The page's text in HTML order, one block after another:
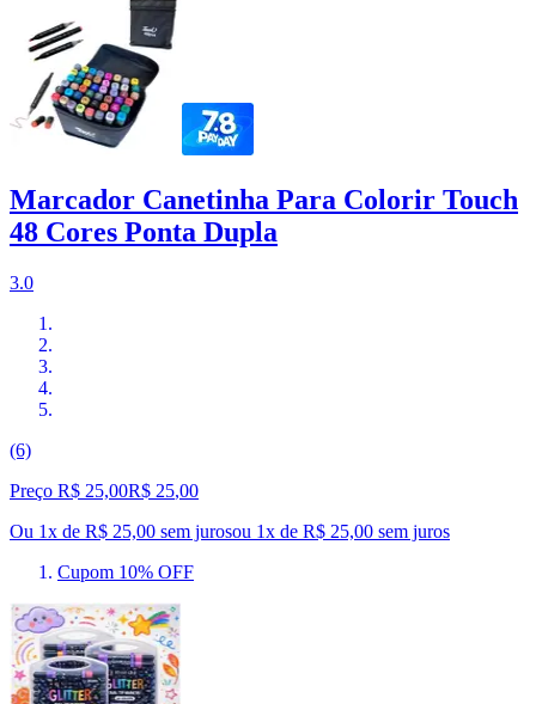
Marcador Canetinha Para Colorir Touch
48 Cores Ponta Dupla
3.0
(6)
Preço R$ 25,00R$ 25,00
Ou 1x de R$ 25,00 sem jurosou 1x de R$ 25,00 sem juros
Cupom 10% OFF